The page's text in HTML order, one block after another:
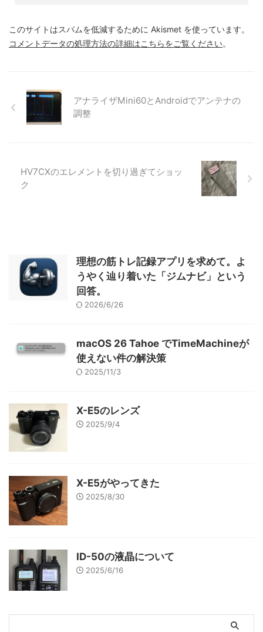
このサイトはスパムを低減するために Akismet を使っています。
コメントデータの処理方法の詳細はこちらをご覧ください。
アナライザMini60とAndroidでアンテナの
調整
HV7CXのエレメントを切り過ぎてショッ
ク
理想の筋トレ記録アプリを求めて。よ
うやく辿り着いた「ジムナビ」という
回答。
2026/6/26
macOS 26 Tahoe でTimeMachineが
使えない件の解決策
2025/11/3
X-E5のレンズ
2025/9/4
X-E5がやってきた
2025/8/30
ID-50の液晶について
2025/6/16